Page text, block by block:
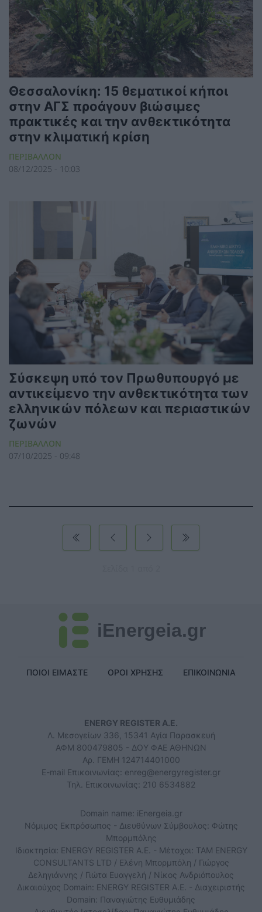
Θεσσαλονίκη: 15 θεματικοί κήποι
στην ΑΓΣ προάγουν βιώσιμες
πρακτικές και την ανθεκτικότητα
στην κλιματική κρίση
ΠΕΡΙΒΑΛΛΟΝ
08/12/2025 - 10:03
Σύσκεψη υπό τον Πρωθυπουργό με
αντικείμενο την ανθεκτικότητα των
ελληνικών πόλεων και περιαστικών
ζωνών
ΠΕΡΙΒΑΛΛΟΝ
07/10/2025 - 09:48
iEnergeia.gr
ΠΟΙΟΙ ΕΙΜΑΣΤΕ ΟΡΟΙ ΧΡΗΣΗΣ ΕΠΙΚΟΙΝΩΝΙΑ
ENERGY REGISTER Α.Ε.
Λ. Μεσογείων 336, 15341 Αγία Παρασκευή
ΑΦΜ 800479805 - ΔΟΥ ΦΑΕ ΑΘΗΝΩΝ
Αρ. ΓΕΜΗ 124714401000
E-mail Επικοινωνίας: enreg@energyregister.gr
Τηλ. Επικοινωνίας: 210 6534882
Domain name: iEnergeia.gr
Νόμιμος Εκπρόσωπος - Διευθύνων Σύμβουλος: Φώτης
Μπορμπόλης
Ιδιοκτησία: ENERGY REGISTER Α.Ε. - Μέτοχοι: TAM ENERGY
CONSULTANTS LTD / Ελένη Μπορμπόλη / Γιώργος
Δεληγιάννης / Γιώτα Ευαγγελή / Νίκος Ανδριόπουλος
Δικαιούχος Domain: ENERGY REGISTER Α.Ε. - Διαχειριστής
Domain: Παναγιώτης Ευθυμιάδης